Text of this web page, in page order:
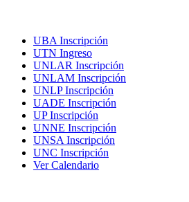
UBA Inscripción
UTN Ingreso
UNLAR Inscripción
UNLAM Inscripción
UNLP Inscripción
UADE Inscripción
UP Inscripción
UNNE Inscripción
UNSA Inscripción
UNC Inscripción
Ver Calendario